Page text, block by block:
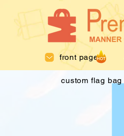
front page
custom flag bag